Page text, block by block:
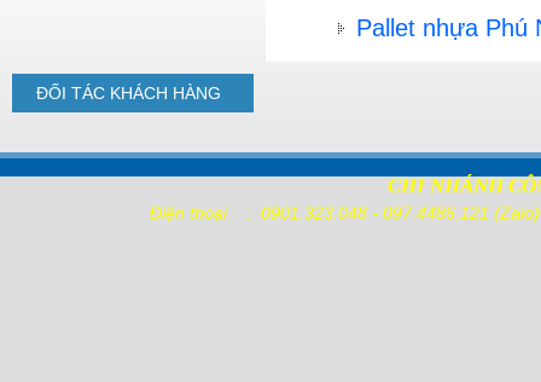
Pallet nhựa Phú
ĐỐI TÁC KHÁCH HÀNG
CHI NHÁNH
Điện thoại : 0901.323.048 -